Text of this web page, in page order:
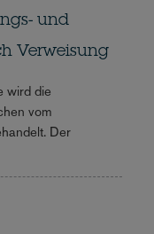
und
Verweisung
wird die
vom
Der